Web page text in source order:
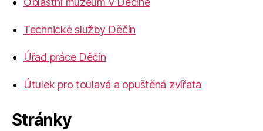
Technické služby Děčín
Úřad práce Děčín
Útulek pro toulavá a opuštěná zvířata
Stránky